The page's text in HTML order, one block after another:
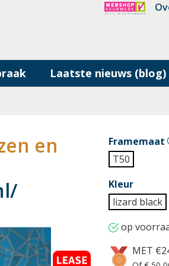
Laatste nieuws (blog)
en
Framemaat
T50
Kleur
lizard black
op
MET